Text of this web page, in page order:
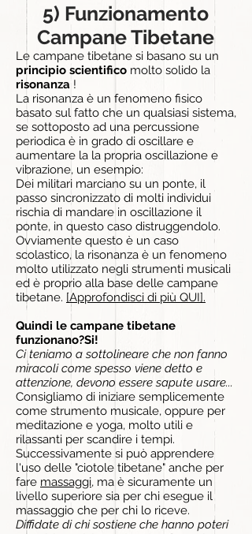
5) Funzionamento
Campane Tibetane
Le campane tibetane si basano su un
principio scientifico molto solido la
risonanza !
La risonanza è un fenomeno fisico
basato sul fatto che un qualsiasi sistema,
se sottoposto ad una percussione
periodica è in grado di oscillare e
aumentare la la propria oscillazione e
vibrazione, un esempio:
Dei militari marciano su un ponte, il
passo sincronizzato di molti individui
rischia di mandare in oscillazione il
ponte, in questo caso distruggendolo.
Ovviamente questo è un caso
scolastico, la risonanza è un fenomeno
molto utilizzato negli strumenti musicali
ed è proprio alla base delle campane
tibetane. [Approfondisci di più QUI].
Quindi le campane tibetane
funzionano?Si!
Ci teniamo a sottolineare che non fanno
miracoli come spesso viene detto e
attenzione, devono essere sapute usare...
Consigliamo di iniziare semplicemente
come strumento musicale, oppure per
meditazione e yoga, molto utili e
rilassanti per scandire i tempi.
Successivamente si può apprendere
l'uso delle "ciotole tibetane" anche per
fare massaggi, ma è sicuramente un
livello superiore sia per chi esegue il
massaggio che per chi lo riceve.
Diffidate di chi sostiene che hanno poteri